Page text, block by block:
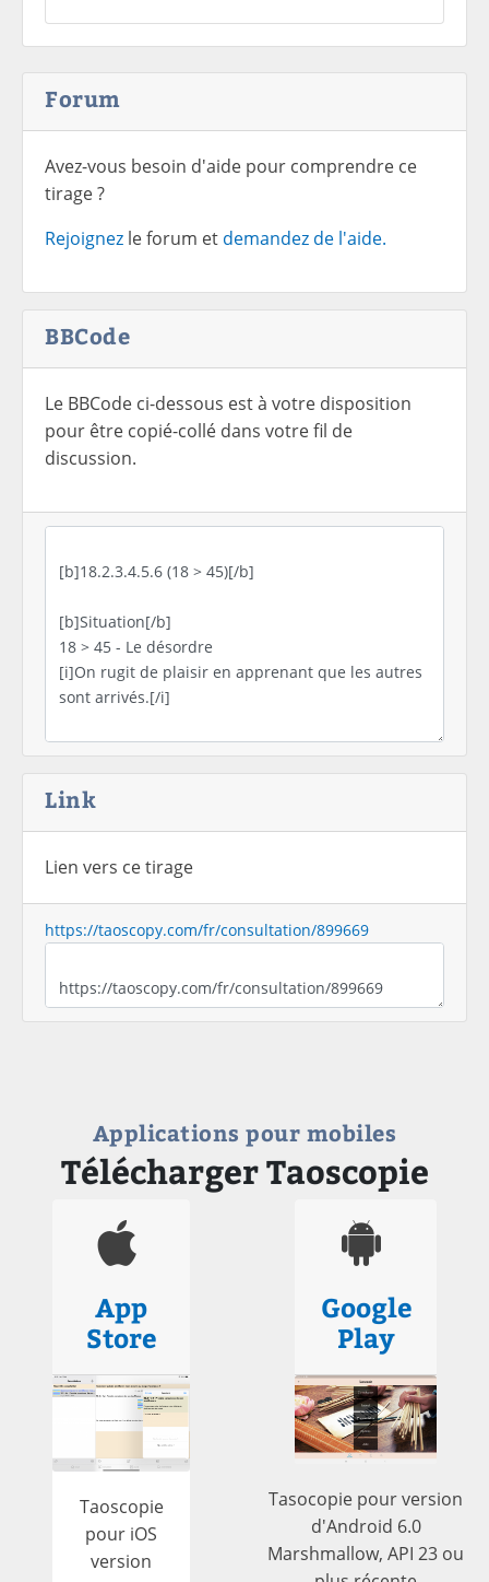
Forum
Avez-vous besoin d'aide pour comprendre ce
tirage ?
Rejoignez le forum et demandez de l'aide.
BBCode
Le BBCode ci-dessous est à votre disposition
pour être copié-collé dans votre fil de
discussion.
Link
Lien vers ce tirage
https://taoscopy.com/fr/consultation/899669
Applications pour mobiles
Télécharger Taoscopie
App
Store
Taoscopie
pour iOS
version
Google
Play
Tasocopie pour version
d'Android 6.0
Marshmallow, API 23 ou